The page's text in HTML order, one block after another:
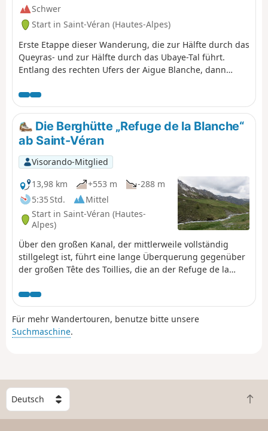
Schwer
Start in Saint-Véran (Hautes-Alpes)
Erste Etappe dieser Wanderung, die zur Hälfte durch das
Queyras- und zur Hälfte durch das Ubaye-Tal führt.
Entlang des rechten Ufers der Aigue Blanche, dann
Sie anschließend einen schönen Abstieg, der zum See
und zur Refuge de la Blanche führt.
Die Berghütte „Refuge de la Blanche“
ab Saint-Véran
Visorando-Mitglied
13,98 km
+553 m
-288 m
5:35 Std.
Mittel
Start in Saint-Véran (Hautes-
Alpes)
Über den großen Kanal, der mittlerweile vollständig
stillgelegt ist, führt eine lange Überquerung gegenüber
der großen Tête des Toillies, die an der Refuge de la
Observatoriums endet.
Für mehr Wandertouren, benutze bitte unsere
Suchmaschine.
W
ä
h
Z
u